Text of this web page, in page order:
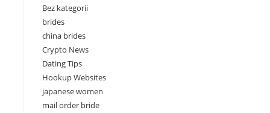
Bez kategorii
brides
china brides
Crypto News
Dating Tips
Hookup Websites
japanese women
mail order bride